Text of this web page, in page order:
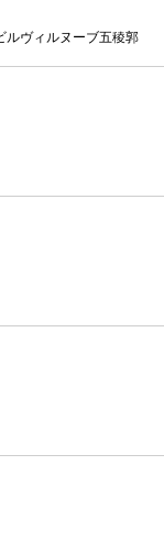
ルヴィルヌーブ五稜郭